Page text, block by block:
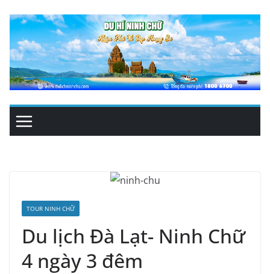
content
TOUR NINH CHỮ
Du lịch Đà Lạt- Ninh Chữ
4 ngày 3 đêm